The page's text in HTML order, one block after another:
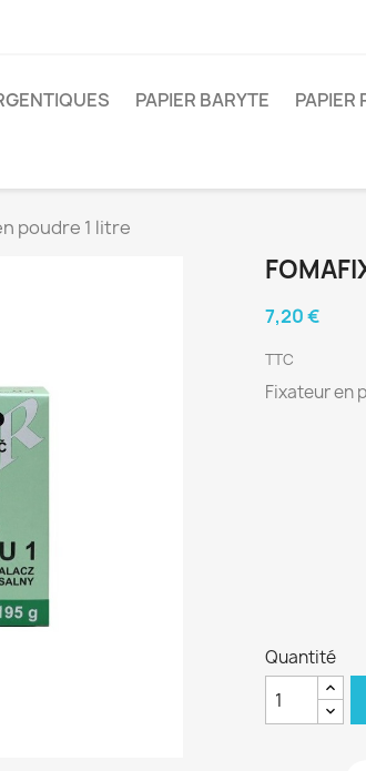
PAPIER BARYTE PAPIER
poudre 1 litre
7,20 €
TTC
Fixateur en
Quantité